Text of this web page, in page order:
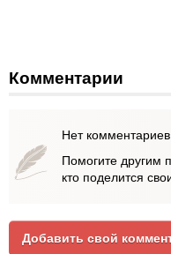
Комментарии
Нет
Помогите другим
кто поделится
Добавить свой